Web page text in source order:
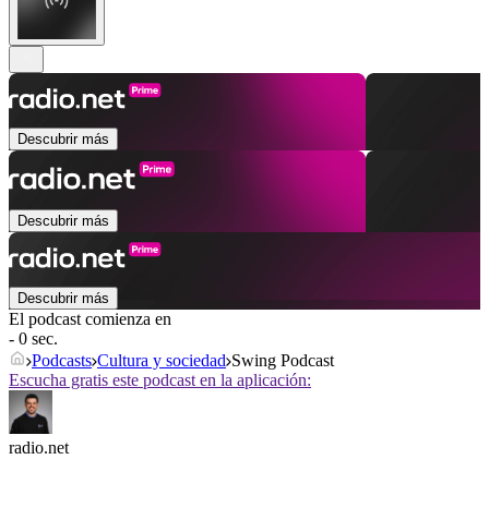
Descubrir más
Descubrir más
Descubrir más
El podcast comienza en
- 0 sec.
Podcasts Cultura y sociedad Swing Podcast
Escucha gratis este podcast en la aplicación:
radio.net